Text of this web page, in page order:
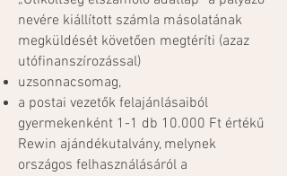
nevére kiállított számla másolatának
megküldését követően megtéríti (azaz
utófinanszírozással)
uzsonnacsomag,
a postai vezetők felajánlásaiból
gyermekenként 1-1 db 10.000 Ft értékű
Rewin ajándékutalvány, melynek
országos felhasználásáról a